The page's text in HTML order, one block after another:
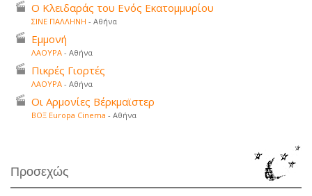
Ο Κλειδαράς του Ενός Εκατομμυρίου
ΣΙΝΕ ΠΑΛΛΗΝΗ - Αθήνα
Εμμονή
ΛΑΟΥΡΑ - Αθήνα
Πικρές Γιορτές
ΛΑΟΥΡΑ - Αθήνα
Οι Αρμονίες Βέρκμαϊστερ
ΒΟΞ Europa Cinema - Αθήνα
Προσεχώς